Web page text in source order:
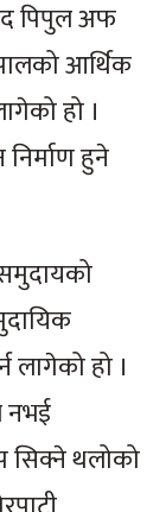
पिपुल अफ
आर्थिक
हो ।
हुने
लागेको हो ।
नभई
सिक्ने थलोको